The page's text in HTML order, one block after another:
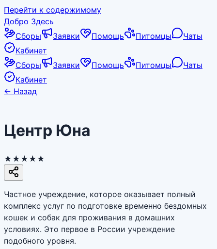
Перейти к содержимому
Добро Здесь
Сборы
Заявки Помощь Питомцы
Чаты
Кабинет
Сборы
Заявки Помощь Питомцы
Чаты
Кабинет
← Назад
Центр Юна
★★★★★
Частное учреждение, которое оказывает полный
комплекс услуг по подготовке временно бездомных
кошек и собак для проживания в домашних
условиях. Это первое в России учреждение
подобного уровня.